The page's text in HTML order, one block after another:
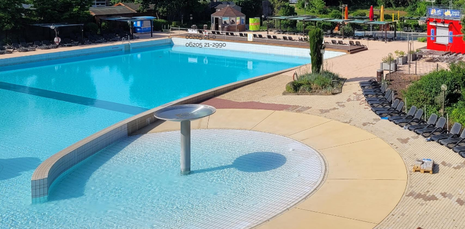
Stadt Hockenheim
Rathausstraße 1
68766 Hockenheim
Postanschrift
Postfach 15 48
68758 Hockenheim
Bankverbindung
IBAN: DE52 6725 0020 0006 2012 53
BIC: SOLADES1HDB
Sparkasse Heidelberg
IBAN: DE61 5479 0000 0001 0061 50
BIC: GENODE61SPE
Volksbank Kur- und Rheinpfalz eG
Alle Ansprechpartner
E-Mail
06205 21-0
06205 21-2990
Sichere Kommunikation
Service-Portal BW
Was ist das Service-Portal Baden-Württemberg?
virtuelle Poststelle
Was ist die virtuelle Poststelle?
Mo - Fr:
Mi:
Sa - So:
08 - 12 Uhr
14 - 18 Uhr
geschlossen
Öffnungszeiten Bürgerbüro
Mo - Fr:
Mo, Di, Do:
Mi:
08 - 12 Uhr
14 - 15.30 Uhr
14 - 18 Uhr (Nur mit
Copyright © 2016 Stadt Hockenheim